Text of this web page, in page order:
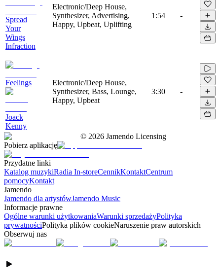
Spread
Your
Wings
Infraction
Electronic/Deep House,
Synthesizer, Advertising,
Happy, Upbeat, Uplifting
1:54 -
Feelings
Joack
Kenny
Electronic/Deep House,
Synthesizer, Bass, Lounge,
Happy, Upbeat
3:30 -
© 2026 Jamendo Licensing
Pobierz aplikację
Przydatne linki
Katalog muzykiRadia In-storeCennikKontaktCentrum
pomocyKontakt
Jamendo
Jamendo dla artystówJamendo Music
Informacje prawne
Ogólne warunki użytkowaniaWarunki sprzedażyPolityka
prywatnościPolityka plików cookieNaruszenie praw autorskich
Obserwuj nas